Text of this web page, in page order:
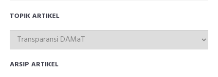
TOPIK ARTIKEL
TOPIK
ARTIKEL
ARSIP ARTIKEL